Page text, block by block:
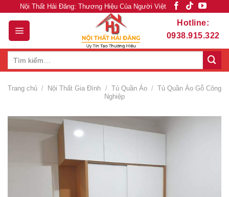
content
Nội Thất Hải Đăng: Thương Hiệu Của Người Việt
Hotline:
0938.915.322
Trang chủ / Nội Thất Gia Đình / Tủ Quần Áo / Tủ Quần Áo Gỗ Công
Nghiệp